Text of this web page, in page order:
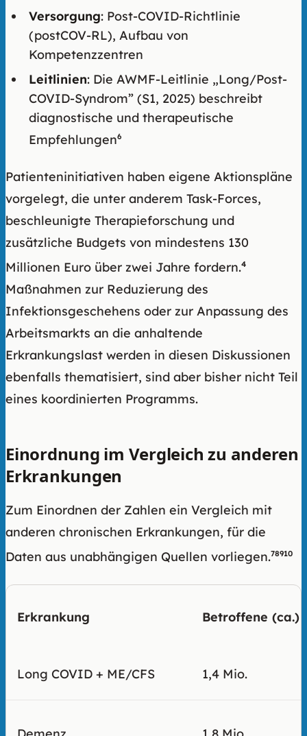
Versorgung: Post-COVID-Richtlinie
(postCOV-RL), Aufbau von
Kompetenzzentren
Leitlinien: Die AWMF-Leitlinie „Long/Post-
COVID-Syndrom” (S1, 2025) beschreibt
diagnostische und therapeutische
Empfehlungen6
Patienteninitiativen haben eigene Aktionspläne
vorgelegt, die unter anderem Task-Forces,
beschleunigte Therapieforschung und
zusätzliche Budgets von mindestens 130
Millionen Euro über zwei Jahre fordern.4
Maßnahmen zur Reduzierung des
Infektionsgeschehens oder zur Anpassung des
Arbeitsmarkts an die anhaltende
Erkrankungslast werden in diesen Diskussionen
ebenfalls thematisiert, sind aber bisher nicht Teil
eines koordinierten Programms.
Einordnung im Vergleich zu anderen
Erkrankungen
Zum Einordnen der Zahlen ein Vergleich mit
anderen chronischen Erkrankungen, für die
Daten aus unabhängigen Quellen vorliegen.78910
Erkrankung Betroffene (ca.)
Long COVID + ME/CFS 1,4 Mio.